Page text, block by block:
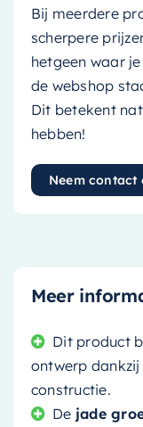
Bij meerdere
scherpere
hetgeen waar
de webshop
Dit betekent
hebben!
Neem contact
Meer
Dit product
ontwerp
constructie.
De jade